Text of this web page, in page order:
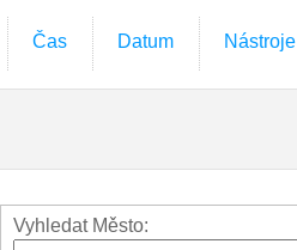
Čas Datum Nástroje
Vyhledat Město: